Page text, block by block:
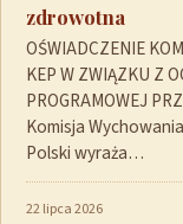
zdrowotna
OŚWIADCZENIE
KEP W ZWIĄZKU Z
PROGRAMOWEJ
Komisja
Polski wyraża…
22 lipca 2026